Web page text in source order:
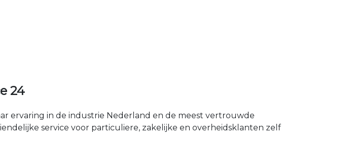
24
ervaring in de industrie Nederland en de meest vertrouwde
service voor particuliere, zakelijke en overheidsklanten zelf